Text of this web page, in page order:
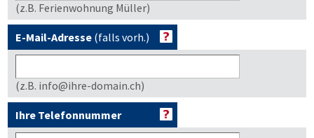
(z.B. Ferienwohnung Müller)
E-Mail-Adresse (falls vorh.)
(z.B. info@ihre-domain.ch)
Ihre Telefonnummer